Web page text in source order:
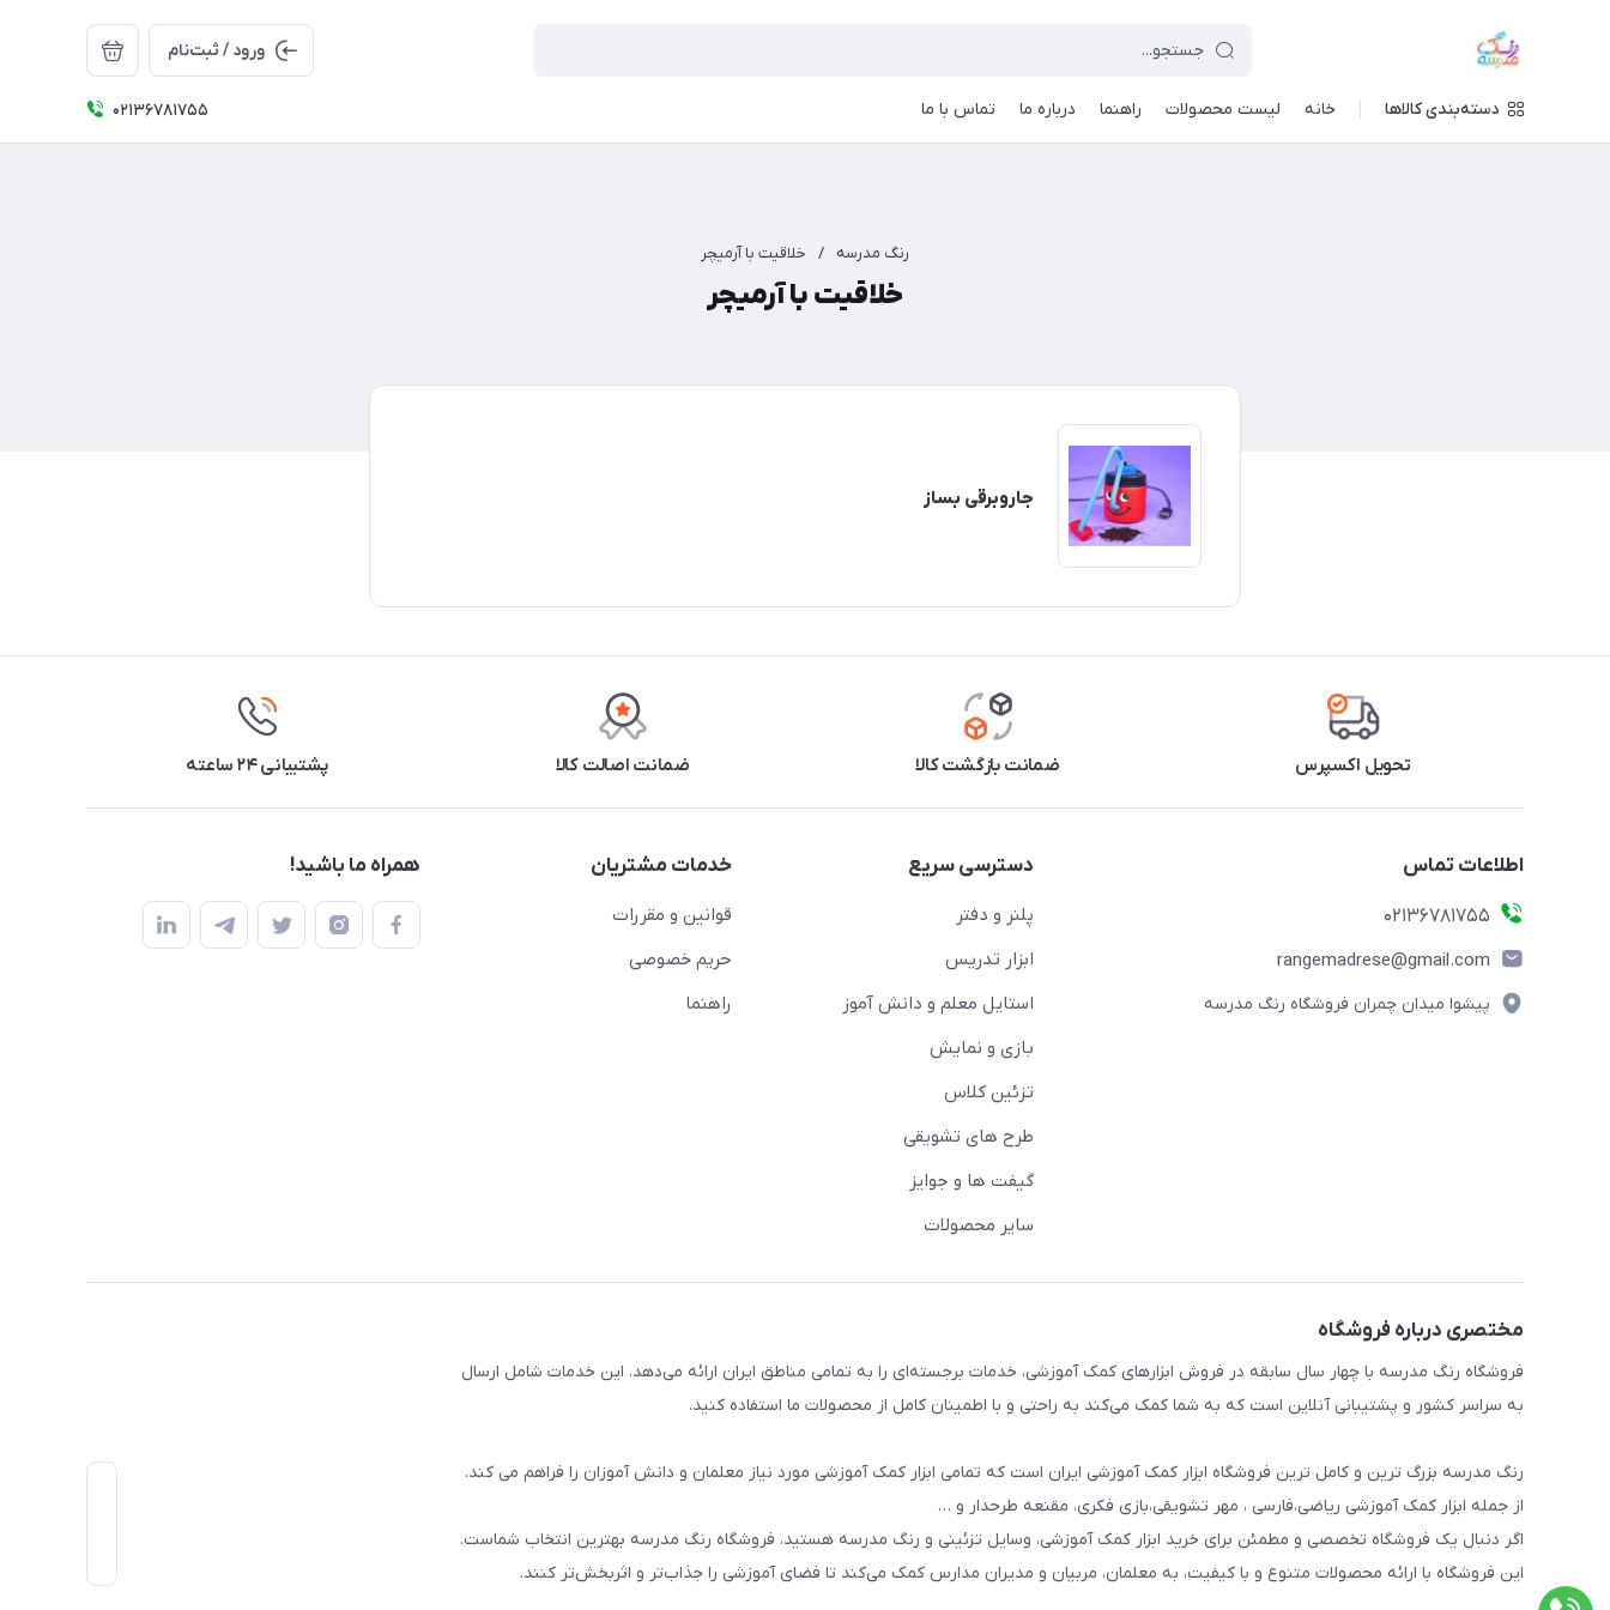
ورود / ثبت‌نام
دسته‌بندی کالاها خانه لیست محصولات راهنما درباره ما تماس با ما 02136781755
رنگ مدرسه / خلاقیت با آرمیچر
خلاقیت با آرمیچر
جاروبرقی بساز
تحویل اکسپرس ضمانت بازگشت کالا ضمانت اصالت کالا پشتیبانی ۲۴ ساعته
اطلاعات تماس
02136781755
rangemadrese@gmail.com
پیشوا میدان چمران فروشگاه رنگ مدرسه
دسترسی سریع
پلنر و دفتر
ابزار تدریس
استایل معلم و دانش آموز
بازی و نمایش
تزئین کلاس
طرح های تشویقی
گیفت ها و جوایز
سایر محصولات
خدمات مشتریان
قوانین و مقررات
حریم خصوصی
راهنما
همراه ما باشید!
مختصری درباره فروشگاه
فروشگاه رنگ مدرسه با چهار سال سابقه در فروش ابزارهای کمک آموزشی، خدمات برجسته‌ای را به تمامی مناطق ایران ارائه می‌دهد. این خدمات شامل ارسال
به سراسر کشور و پشتیبانی آنلاین است که به شما کمک می‌کند به راحتی و با اطمینان کامل از محصولات ما استفاده کنید.
رنگ مدرسه بزرگ ترین و کامل ترین فروشگاه ابزار کمک آموزشی ایران است که تمامی ابزار کمک آموزشی مورد نیاز معلمان و دانش آموزان را فراهم می کند.
از جمله ابزار کمک آموزشی ریاضی،فارسی ، مهر تشویقی،بازی فکری، مقنعه طرحدار و …
اگر دنبال یک فروشگاه تخصصی و مطمئن برای خرید ابزار کمک آموزشی، وسایل تزئینی و رنگ مدرسه هستید، فروشگاه رنگ مدرسه بهترین انتخاب شماست.
این فروشگاه با ارائه محصولات متنوع و با کیفیت، به معلمان، مربیان و مدیران مدارس کمک می‌کند تا فضای آموزشی را جذاب‌تر و اثربخش‌تر کنند.